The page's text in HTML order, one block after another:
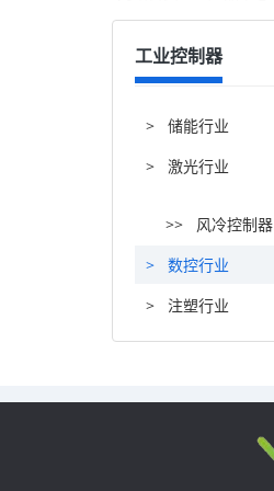
工业控制器
>
储能行业
>
激光行业
>>
风冷控制器
>
数控行业
>
注塑行业